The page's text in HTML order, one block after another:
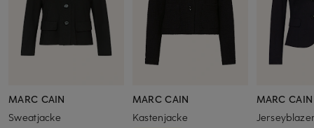
MARC CAIN
Sweatjacke
MARC CAIN
Kastenjacke
MARC CAIN